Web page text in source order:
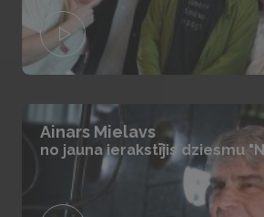
Ainars Mielavs
no jauna ierakstījis dziesmu